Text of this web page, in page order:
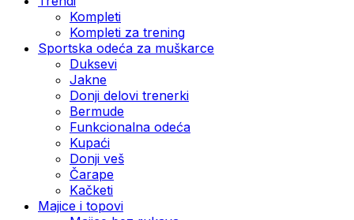
Kompleti
Kompleti za trening
Sportska odeća za muškarce
Duksevi
Jakne
Donji delovi trenerki
Bermude
Funkcionalna odeća
Kupaći
Donji veš
Čarape
Kačketi
Majice i topovi